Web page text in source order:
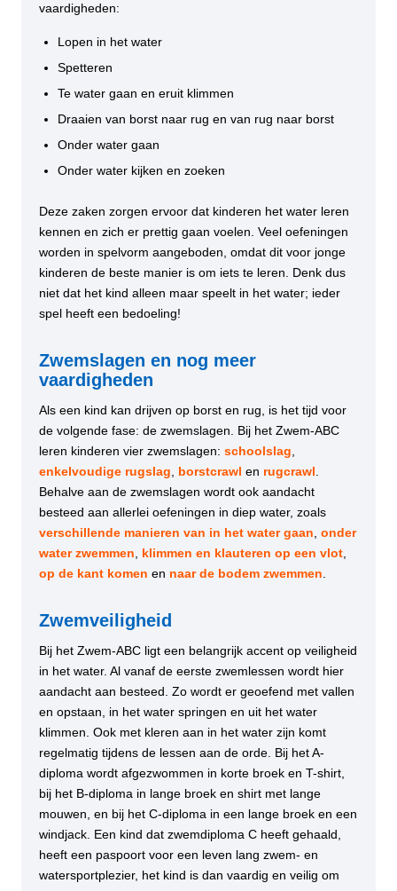
vaardigheden:
Lopen in het water
Spetteren
Te water gaan en eruit klimmen
Draaien van borst naar rug en van rug naar borst
Onder water gaan
Onder water kijken en zoeken
Deze zaken zorgen ervoor dat kinderen het water leren
kennen en zich er prettig gaan voelen. Veel oefeningen
worden in spelvorm aangeboden, omdat dit voor jonge
kinderen de beste manier is om iets te leren. Denk dus
niet dat het kind alleen maar speelt in het water; ieder
spel heeft een bedoeling!
Zwemslagen en nog meer
vaardigheden
Als een kind kan drijven op borst en rug, is het tijd voor
de volgende fase: de zwemslagen. Bij het Zwem-ABC
leren kinderen vier zwemslagen: schoolslag
enkelvoudige rugslag
borstcrawl en rugcrawl
Behalve aan de zwemslagen wordt ook aandacht
besteed aan allerlei oefeningen in diep water, zoals
verschillende manieren van in het water gaan onder
water zwemmen
klimmen en klauteren op een vlot
op de kant komen en naar de bodem zwemmen
Zwemveiligheid
Bij het Zwem-ABC ligt een belangrijk accent op veiligheid
in het water. Al vanaf de eerste zwemlessen wordt hier
aandacht aan besteed. Zo wordt er geoefend met vallen
en opstaan, in het water springen en uit het water
klimmen. Ook met kleren aan in het water zijn komt
regelmatig tijdens de lessen aan de orde. Bij het A-
diploma wordt afgezwommen in korte broek en T-shirt,
bij het B-diploma in lange broek en shirt met lange
mouwen, en bij het C-diploma in een lange broek en een
windjack. Een kind dat zwemdiploma C heeft gehaald,
heeft een paspoort voor een leven lang zwem- en
watersportplezier, het kind is dan vaardig en veilig om